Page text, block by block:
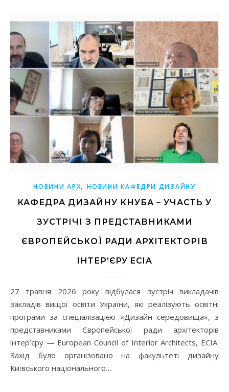
НОВИНИ АРХ,НОВИНИ КАФЕДРИ ДИЗАЙНУ
КАФЕДРА ДИЗАЙНУ КНУБА – УЧАСТЬ У
ЗУСТРІЧІ З ПРЕДСТАВНИКАМИ
ЄВРОПЕЙСЬКОЇ РАДИ АРХІТЕКТОРІВ
ІНТЕР’ЄРУ ECIA
27 травня 2026 року відбулася зустріч викладачів
закладів вищої освіти України, які реалізують освітні
програми за спеціалізацією «Дизайн середовища», з
представниками Європейської ради архітекторів
інтер’єру — European Council of Interior Architects, ECIA.
Захід було організовано на факультеті дизайну
Київського національного…